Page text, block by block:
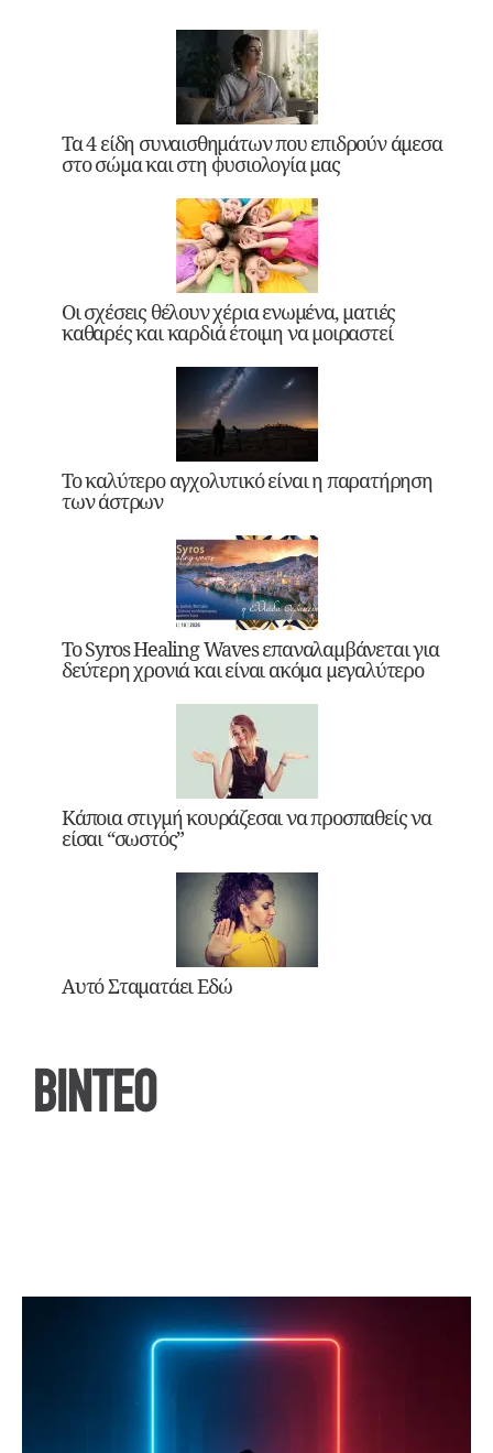
Τα 4 είδη συναισθημάτων που επιδρούν άμεσα
στο σώμα και στη φυσιολογία μας
Οι σχέσεις θέλουν χέρια ενωμένα, ματιές
καθαρές και καρδιά έτοιμη να μοιραστεί
Το καλύτερο αγχολυτικό είναι η παρατήρηση
των άστρων
Το Syros Healing Waves επαναλαμβάνεται για
δεύτερη χρονιά και είναι ακόμα μεγαλύτερο
Κάποια στιγμή κουράζεσαι να προσπαθείς να
είσαι “σωστός”
Αυτό Σταματάει Εδώ
ΒΙΝΤΕΟ